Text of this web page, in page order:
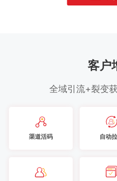
客户
全域引流+裂变
渠道活码 自动